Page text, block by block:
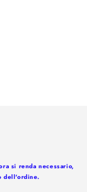
si renda necessario,
dell'ordine.